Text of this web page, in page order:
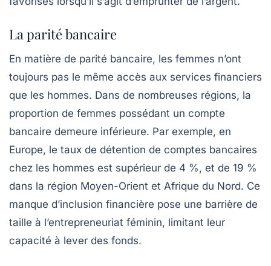
La parité bancaire
En matière de parité bancaire, les femmes n’ont
toujours pas le même accès aux services financiers
que les hommes. Dans de nombreuses régions, la
proportion de femmes possédant un compte
bancaire demeure inférieure. Par exemple, en
Europe, le taux de détention de comptes bancaires
chez les hommes est supérieur de 4 %, et de 19 %
dans la région Moyen-Orient et Afrique du Nord. Ce
manque d’inclusion financière pose une barrière de
taille à l’entrepreneuriat féminin, limitant leur
capacité à lever des fonds.